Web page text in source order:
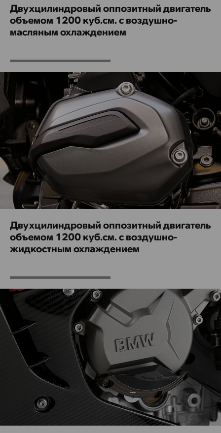
Двухцилиндровый оппозитный двигатель
объемом 1200 куб.см. с воздушно-
масляным охлаждением
Двухцилиндровый оппозитный двигатель
объемом 1200 куб.см. с воздушно-
жидкостным охлаждением